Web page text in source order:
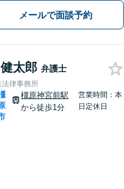
メールで面談予約
太郎 弁護士
法律事務所
橿原神宮前駅
から徒歩1分
営業時間：本
日定休日